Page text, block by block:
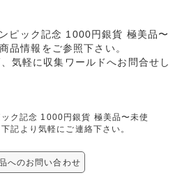
ピック記念 1000円銀貨 極美品〜
品情報をご参照下さい。
気軽に収集ワールドへお問合せし
ク記念 1000円銀貨 極美品〜未使
記より気軽にご連絡下さい。
へのお問い合わせ